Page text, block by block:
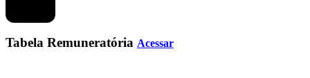
Tabela Remuneratória Acessar